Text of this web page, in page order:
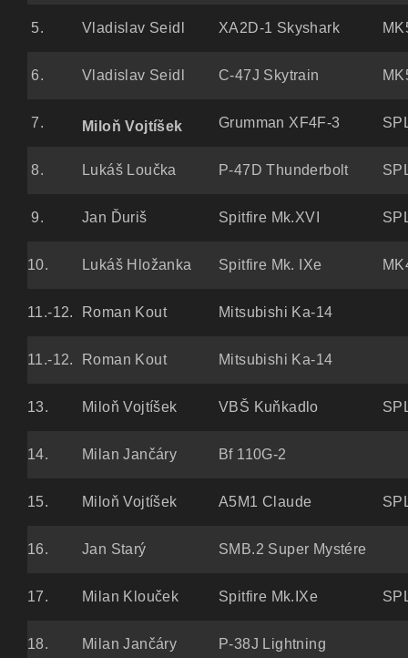
5. Vladislav Seidl XA2D-1 Skyshark
6. Vladislav Seidl C-47J Skytrain
7. Miloň Vojtíšek Grumman XF4F-3
8. Lukáš Loučka P-47D Thunderbolt
9. Jan Ďuriš Spitfire Mk.XVI
10. Lukáš Hložanka Spitfire Mk. IXe
11.-12. Roman Kout Mitsubishi Ka-14
11.-12. Roman Kout Mitsubishi Ka-14
13. Miloň Vojtíšek VBŠ Kuňkadlo
14. Milan Jančáry Bf 110G-2
15. Miloň Vojtíšek A5M1 Claude
16. Jan Starý SMB.2 Super Mystére
17. Milan Klouček Spitfire Mk.IXe
18. Milan Jančáry P-38J Lightning